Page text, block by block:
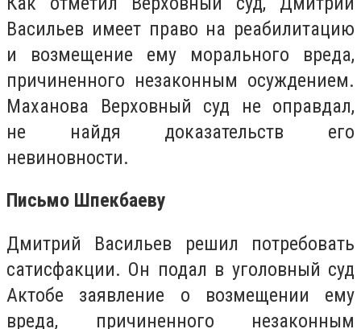
Васильев имеет право на реабилитацию
и возмещение ему морального вреда,
причиненного незаконным осуждением.
Маханова Верховный суд не оправдал,
не найдя доказательств его
невиновности.
Письмо Шпекбаеву
Дмитрий Васильев решил потребовать
сатисфакции. Он подал в уголовный суд
Актобе заявление о возмещении ему
вреда, причиненного незаконным